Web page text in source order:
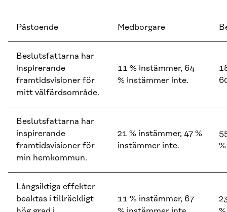
Påstoende Medborgare
Beslutsfattarna har
inspirerande
framtidsvisioner för
mitt välfärdsområde.
11 % instämmer, 64
% instämmer inte.
Beslutsfattarna har
inspirerande
framtidsvisioner för
min hemkommun.
21 % instämmer, 47 %
instämmer inte.
Långsiktiga effekter
beaktas i tillräckligt
11 % instämmer, 67